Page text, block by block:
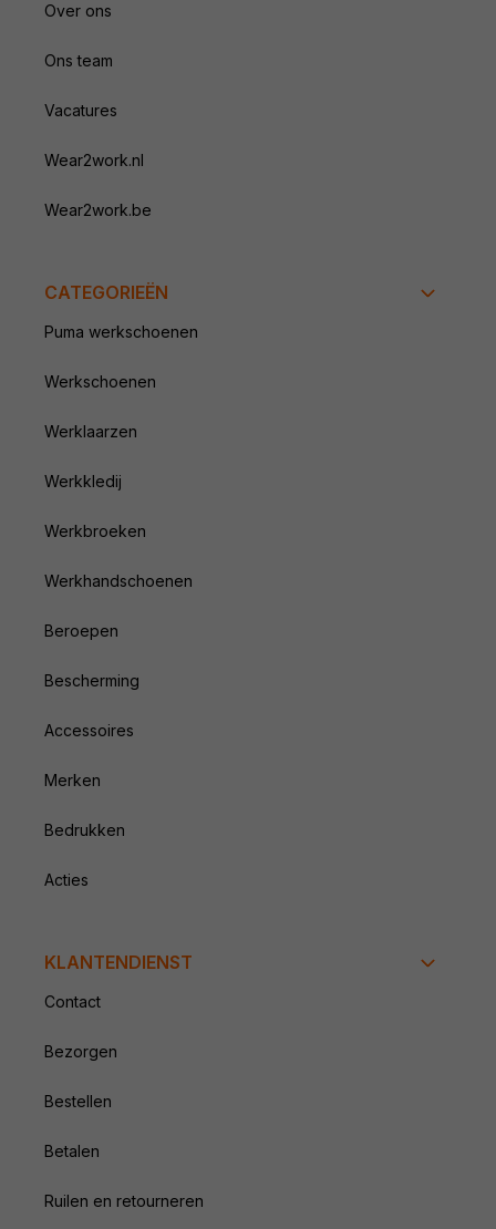
Over ons
Ons team
Vacatures
Wear2work.nl
Wear2work.be
CATEGORIEËN
Puma werkschoenen
Werkschoenen
Werklaarzen
Werkkledij
Werkbroeken
Werkhandschoenen
Beroepen
Bescherming
Accessoires
Merken
Bedrukken
Acties
KLANTENDIENST
Contact
Bezorgen
Bestellen
Betalen
Ruilen en retourneren